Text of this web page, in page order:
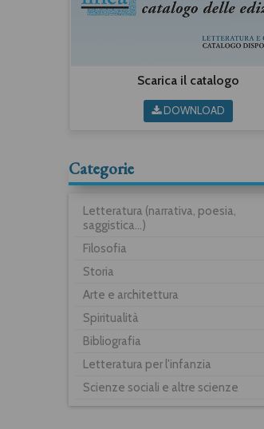
Scarica il catalogo
DOWNLOAD
Categorie
Letteratura (narrativa, poesia,
saggistica...)
Filosofia
Storia
Arte e architettura
Spiritualità
Bibliografia
Letteratura per l'infanzia
Scienze sociali e altre scienze